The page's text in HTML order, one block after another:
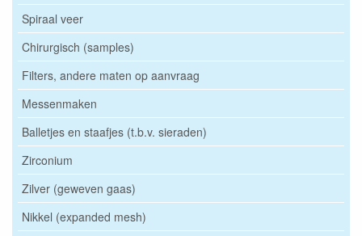
Spiraal veer
Chirurgisch (samples)
Filters, andere maten op aanvraag
Messenmaken
Balletjes en staafjes (t.b.v. sieraden)
Zirconium
Zilver (geweven gaas)
Nikkel (expanded mesh)